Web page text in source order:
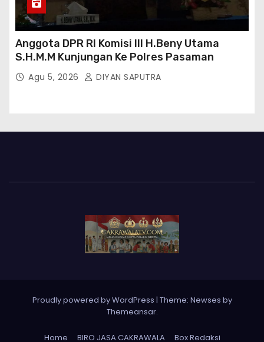
Anggota DPR RI Komisi III H.Beny Utama
S.H.M.M Kunjungan Ke Polres Pasaman
Agu 5, 2026 DIYAN SAPUTRA
Proudly powered by WordPress | Theme: Newses by
Themeansar.
Home BIRO JASA CAKRAWALA Box Redaksi